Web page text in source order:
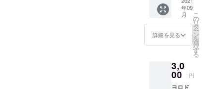
い。 ※
ご本人
様お一
人のご
利用と
▶メー
ル送信
ただけ
るプラ
ンで
す。 通
常6000
円でお
使いい
ただけ
年09
月
詳細を見る
こ
の
リ
タ
ー
ン
を
選
択
す
る
3,0
00 円
ヨロド